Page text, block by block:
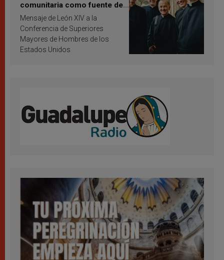
comunitaria como fuente de
inspiración y santificación
Mensaje de León XIV a la
Conferencia de Superiores
Mayores de Hombres de los
Estados Unidos